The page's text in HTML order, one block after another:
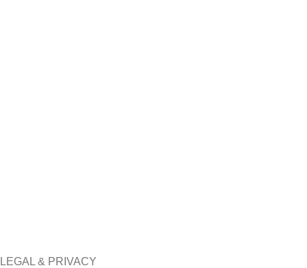
LEGAL & PRIVACY